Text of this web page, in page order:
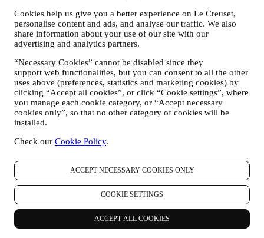
Cookies help us give you a better experience on Le Creuset,
personalise content and ads, and analyse our traffic. We also
share information about your use of our site with our
advertising and analytics partners.
“Necessary Cookies” cannot be disabled since they
support web functionalities, but you can consent to all the other
uses above (preferences, statistics and marketing cookies) by
clicking “Accept all cookies”, or click “Cookie settings”, where
you manage each cookie category, or “Accept necessary
cookies only”, so that no other category of cookies will be
installed.
Check our Cookie Policy.
ACCEPT NECESSARY COOKIES ONLY
COOKIE SETTINGS
ACCEPT ALL COOKIES
prawami), aby wysyłać Ci kolejne wiadomości e-mail w
przypadku, gdy dodałeś elementy do naszego koszyka online
bez sfinalizowania zakupu. Jeśli nie sfinalizujesz zakupu w
określonym czasie, żadne dalsze wiadomości nie zostaną
wysłane.
W CELU INFORMOWANIA UŻYTKOWNIKA O
AKTUALNOŚCIACH ALBO OFERTACH
DOTYCZĄCYCH PRODUKTÓW LE CREUSET
Jeżeli użytkownik wyraził na to zgodę (na przykład poprzez
zapisanie się do naszego newslettera przy tworzeniu konta w
naszej Witrynie internetowej będziemy przesyłać
oraz aktualności dotyczące inicjatyw Le Creuset w lokalnych
partnerów. Będziemy kontaktować się z użytkownikiem
głównie pocztą elektroniczną albo za pośrednictwem mediów
społecznościowych, jak również korzystając z metod
automatycznych. Tego rodzaju komunikaty będą dotyczyły
produktów Le Creuset albo otwarcia nowych sklepów,
ekskluzywnych wydarzeń, konkursów, ankiet, prezentacji
zorganizowanych przez Le Creuset, którymi użytkownik